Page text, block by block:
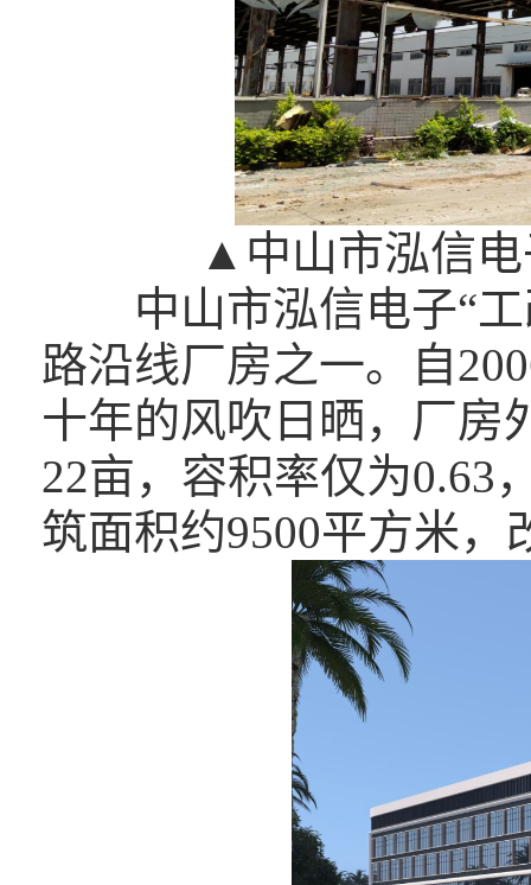
▲中山市泓信电
中山市泓信电子“
路沿线厂房之一。自
十年的风吹日晒，厂房
22亩，容积率仅为0.63
筑面积约9500平方米，